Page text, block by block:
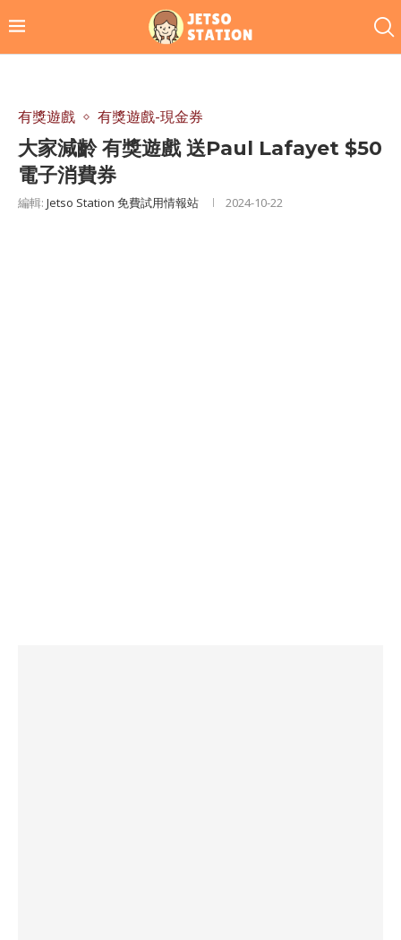
有獎遊戲 有獎遊戲-現金券
大家減齡 有獎遊戲 送Paul Lafayet $50
電子消費券
編輯: Jetso Station 免費試用情報站 2024-10-22